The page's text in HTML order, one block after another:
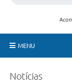
MENU
Notícias